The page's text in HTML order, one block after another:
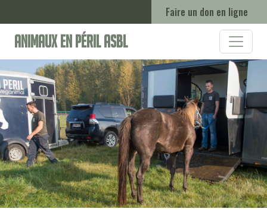
Faire un don en ligne
Animaux en Péril ASBL